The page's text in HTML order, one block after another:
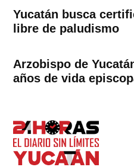
Yucatán busca
libre de paludismo
Arzobispo de
años de vida